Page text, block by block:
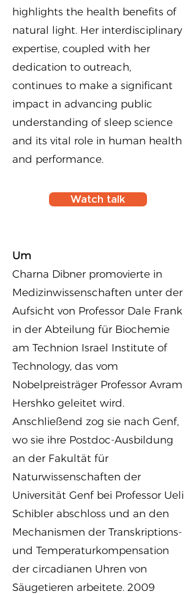
highlights the health benefits of
natural light. Her interdisciplinary
expertise, coupled with her
dedication to outreach,
continues to make a significant
impact in advancing public
understanding of sleep science
and its vital role in human health
and performance.
Watch talk
Um
Charna Dibner promovierte in
Medizinwissenschaften unter der
Aufsicht von Professor Dale Frank
in der Abteilung für Biochemie
am Technion Israel Institute of
Technology, das vom
Nobelpreisträger Professor Avram
Hershko geleitet wird.
Anschließend zog sie nach Genf,
wo sie ihre Postdoc-Ausbildung
an der Fakultät für
Naturwissenschaften der
Universität Genf bei Professor Ueli
Schibler abschloss und an den
Mechanismen der Transkriptions-
und Temperaturkompensation
der circadianen Uhren von
Säugetieren arbeitete. 2009